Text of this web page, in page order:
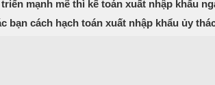
mạnh mẽ thì kế toán xuất nhập khẩu
bạn cách hạch toán xuất nhập khẩu ủy